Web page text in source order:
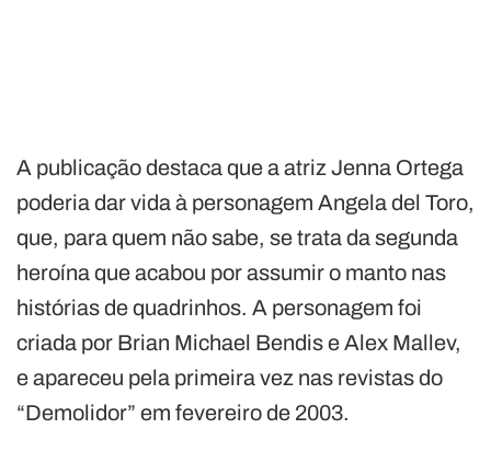
A publicação destaca que a atriz Jenna Ortega
poderia dar vida à personagem Angela del Toro,
que, para quem não sabe, se trata da segunda
heroína que acabou por assumir o manto nas
histórias de quadrinhos. A personagem foi
criada por Brian Michael Bendis e Alex Mallev,
e apareceu pela primeira vez nas revistas do
“Demolidor” em fevereiro de 2003.